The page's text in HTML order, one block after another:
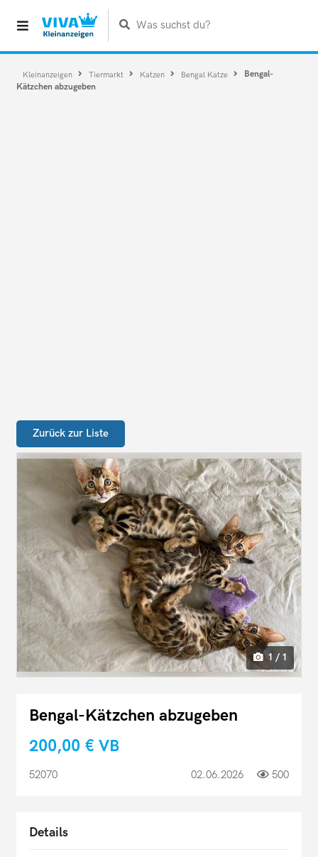
Was suchst du?
Kleinanzeigen Tiermarkt Katzen Bengal Katze
Bengal-
Kätzchen abzugeben
Zurück zur Liste
1 / 1
Bengal-Kätzchen abzugeben
200,00 € VB
52070 02.06.2026 500
Details